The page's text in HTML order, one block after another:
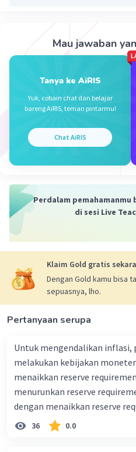
Mau jawaban
Tanya ke AiRIS
Yuk, cobain chat dan belajar
bareng AiRIS, teman pintarmu!
Chat AiRIS
Perdalam pemahamanmu
di sesi Live
Klaim Gold gratis
Dengan Gold kamu bisa
sepuasnya, lho.
Pertanyaan serupa
Untuk mengendalikan inflasi,
melakukan kebijakan moneter
menaikkan reserve
menurunkan reserve
dengan menaikkan reserve
dengan menurunkan reserve
Ekspansif dengan menaikkan
36 0.0